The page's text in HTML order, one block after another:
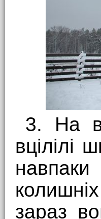
3. На
вцілілі
зараз